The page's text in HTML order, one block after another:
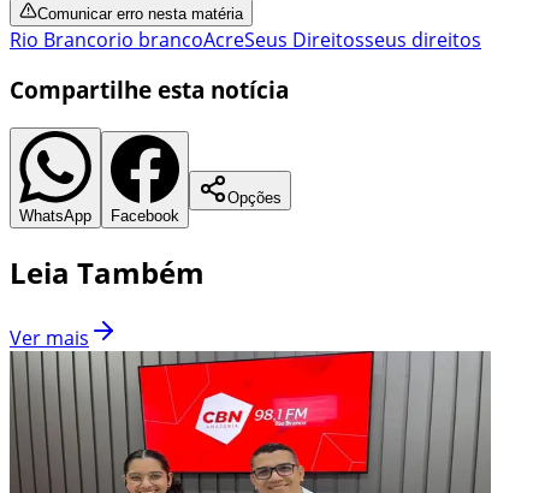
Comunicar erro nesta matéria
Rio Brancorio brancoAcreSeus Direitosseus direitos
Compartilhe esta notícia
WhatsApp Facebook
Opções
Leia Também
Ver mais